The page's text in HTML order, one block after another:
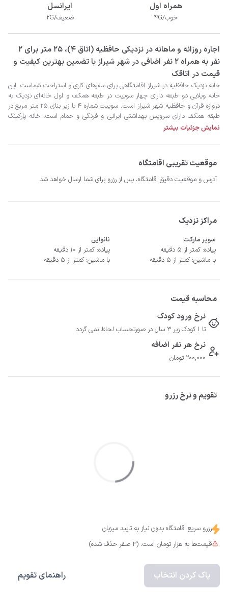
همراه اول
خوب/4G
ایرانسل
ضعیف/2G
‫‫اجاره روزانه و ماهانه در نزدیکی حافظیه (اتاق 4)، 25 متر برای 2
نفر به همراه 2 نفر اضافی در شهر شیراز با تضمین بهترین کیفیت و
قیمت در اتاقک
-	فاصله تا پمپ بنزین 10 دقیقه
نمایش جزئیات بیشتر
موقعیت تقریبی اقامتگاه
آدرس و موقعیت دقیق اقامتگاه، پس از رزرو برای شما ارسال خواهد شد
مراکز نزدیک
سوپر مارکت
پیاده: کمتر از 5 دقیقه
با ماشین: کمتر از 5 دقیقه
نانوایی
پیاده: کمتر از 10 دقیقه
با ماشین: کمتر از 5 دقیقه
محاسبه قیمت
نرخ ورود کودک
تا 1 کودک زیر 3 سال در صورتحساب لحاظ نمی گردد
نرخ هر نفر اضافه
200,000 تومان
تقویم و نرخ رزرو
رزرو سریع اقامتگاه بدون نیاز به تایید میزبان
قیمت‌ها به هزار تومان است. (3 صفر حذف شده)
پاک کردن انتخاب راهنمای تقویم